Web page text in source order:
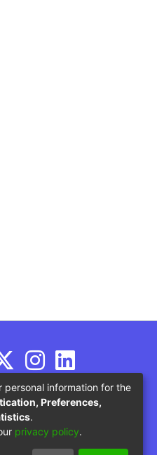
de Educación
personal information for the
Preferences,
.
privacy policy.